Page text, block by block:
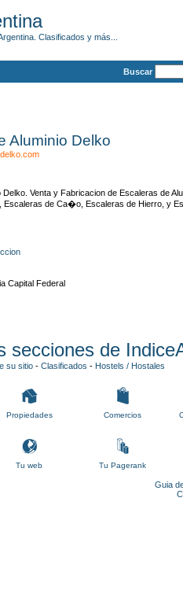
Clasificados y más...
Buscar
Aluminio Delko
Delko. Venta y Fabricacion de Escaleras de
Escaleras de Ca�o, Escaleras de Hierro, y
Capital Federal
secciones de
su sitio - Clasificados - Hostels / Hostales
Propiedades Comercios
Tu web Tu Pagerank
Guia